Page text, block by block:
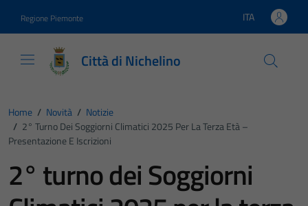
Regione Piemonte Lingua attiva:
ITA
Città di Nichelino
Home / Novità / Notizie
/ 2° Turno Dei Soggiorni Climatici 2025 Per La Terza Età –
Presentazione E Iscrizioni
2° turno dei Soggiorni